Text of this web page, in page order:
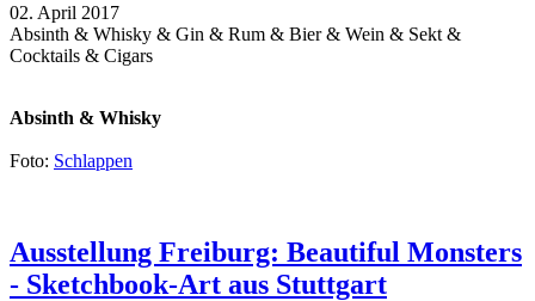
02. April 2017
Absinth & Whisky & Gin & Rum & Bier & Wein & Sekt &
Cocktails & Cigars
Absinth & Whisky
Foto: Schlappen
Ausstellung Freiburg: Beautiful Monsters
- Sketchbook-Art aus Stuttgart